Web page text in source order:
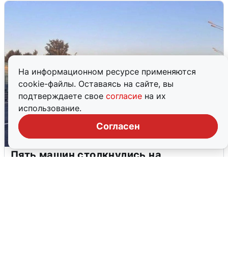
На информационном ресурсе применяются
cookie-файлы. Оставаясь на сайте, вы
подтверждаете свое согласие на их
использование.
Согласен
Пять машин столкнулись на